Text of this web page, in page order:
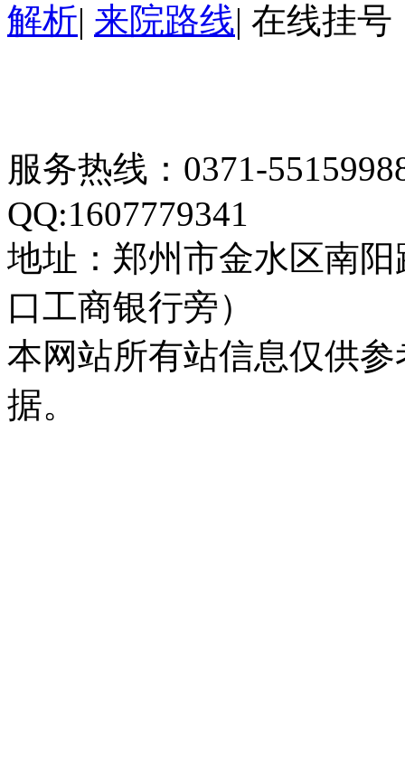
解析| 来院路线| 在线挂号
服务热线：0371-
QQ:1607779341
地址：郑州市金水区南
口工商银行旁）
本网站所有站信息仅供
据。